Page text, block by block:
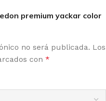
premium yackar color
no será publicada. Los
con *